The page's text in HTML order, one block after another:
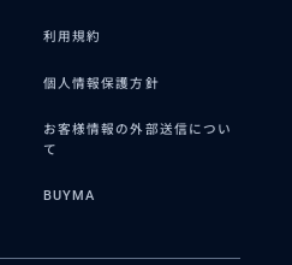
利用規約
個人情報保護方針
お客様情報の外部送信につい
て
BUYMA